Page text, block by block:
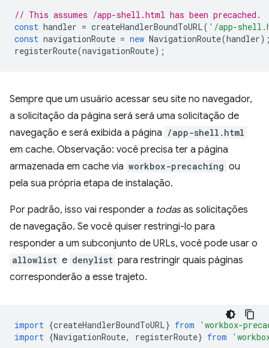
// This assumes /app-shell.html has been precached.
const handler = createHandlerBoundToURL( '/app-
const navigationRoute = new NavigationRoute(handler
registerRoute(navigationRoute);
Sempre que um usuário acessar seu site no navegador,
a solicitação da página será será uma solicitação de
navegação e será exibida a página /app-shell.html
em cache. Observação: você precisa ter a página
armazenada em cache via workbox-precaching ou
pela sua própria etapa de instalação.
Por padrão, isso vai responder a todasas solicitações
de navegação. Se você quiser restringi-lo para
responder a um subconjunto de URLs, você pode usar o
allowlist e denylist para restringir quais páginas
corresponderão a esse trajeto.
import {createHandlerBoundToURL} from
'workbox-
import {NavigationRoute, registerRoute} from